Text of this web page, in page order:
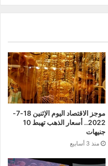
موجز الاقتصاد اليوم الإثنين 18-7-
2022.. أسعار الذهب تهبط 10
جنيهات
منذ 3 أسابيع